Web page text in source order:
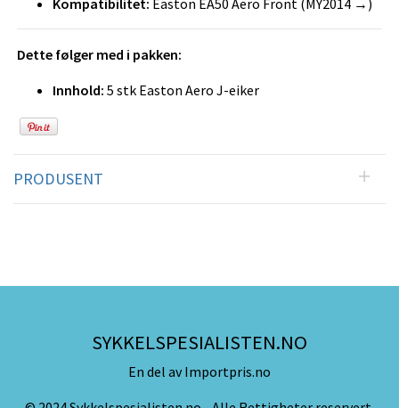
Dette følger med i pakken:
Innhold: 5 stk Easton Aero J-eiker
PRODUSENT
SYKKELSPESIALISTEN.NO
En del av Importpris.no